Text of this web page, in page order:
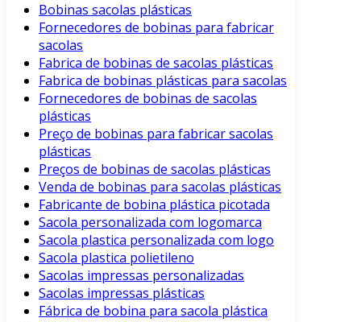
Bobinas sacolas plásticas
Fornecedores de bobinas para fabricar
sacolas
Fabrica de bobinas de sacolas plásticas
Fabrica de bobinas plásticas para sacolas
Fornecedores de bobinas de sacolas
plásticas
Preço de bobinas para fabricar sacolas
plásticas
Preços de bobinas de sacolas plásticas
Venda de bobinas para sacolas plásticas
Fabricante de bobina plástica picotada
Sacola personalizada com logomarca
Sacola plastica personalizada com logo
Sacola plastica polietileno
Sacolas impressas personalizadas
Sacolas impressas plásticas
Fábrica de bobina para sacola plástica